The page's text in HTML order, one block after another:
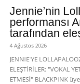
Jennie’nin
performansı
tarafından
4 Ağustos 2026
JENNIE'YE
ELEŞTİRİLER: "VOKAL
ETMESİ" BLACKPINK